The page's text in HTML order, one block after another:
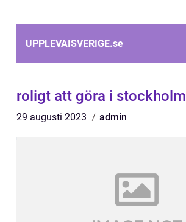
UPPLEVAISVERIGE.se
roligt att göra i stockholm
29 augusti 2023 admin